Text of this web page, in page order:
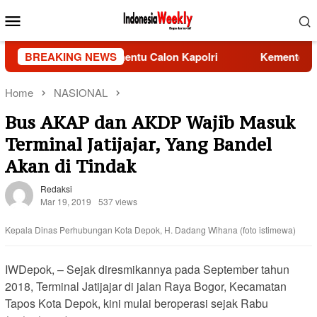
to
Menu
BREAKING NEWS
Lagi Jadi Penentu Calon Kapolri Kementerian
Home NASIONAL
Bus AKAP dan AKDP Wajib Masuk
Terminal Jatijajar, Yang Bandel
Akan di Tindak
Redaksi
Mar 19, 2019
537 views
Kepala Dinas Perhubungan Kota Depok, H. Dadang Wihana (foto istimewa)
IWDepok, – Sejak diresmikannya pada September tahun
2018, Terminal Jatijajar di jalan Raya Bogor, Kecamatan
Tapos Kota Depok, kini mulai beroperasi sejak Rabu